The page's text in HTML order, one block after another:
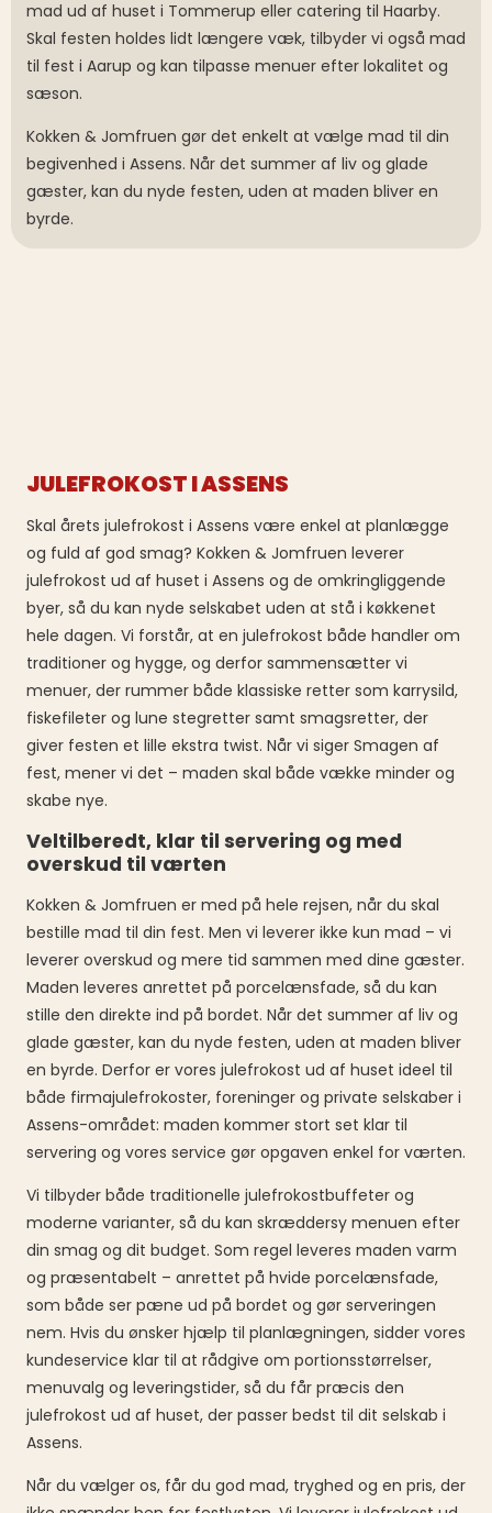
mad ud af huset i Tommerup eller catering til Haarby.
Skal festen holdes lidt længere væk, tilbyder vi også mad
til fest i Aarup og kan tilpasse menuer efter lokalitet og
sæson.
Kokken & Jomfruen gør det enkelt at vælge mad til din
begivenhed i Assens. Når det summer af liv og glade
gæster, kan du nyde festen, uden at maden bliver en
byrde.
JULEFROKOST I ASSENS
Skal årets julefrokost i Assens være enkel at planlægge
og fuld af god smag? Kokken & Jomfruen leverer
julefrokost ud af huset i Assens og de omkringliggende
byer, så du kan nyde selskabet uden at stå i køkkenet
hele dagen. Vi forstår, at en julefrokost både handler om
traditioner og hygge, og derfor sammensætter vi
menuer, der rummer både klassiske retter som karrysild,
fiskefileter og lune stegretter samt smagsretter, der
giver festen et lille ekstra twist. Når vi siger Smagen af
fest, mener vi det – maden skal både vække minder og
skabe nye.
Veltilberedt, klar til servering og med
overskud til værten
Kokken & Jomfruen er med på hele rejsen, når du skal
bestille mad til din fest. Men vi leverer ikke kun mad – vi
leverer overskud og mere tid sammen med dine gæster.
Maden leveres anrettet på porcelænsfade, så du kan
stille den direkte ind på bordet. Når det summer af liv og
glade gæster, kan du nyde festen, uden at maden bliver
en byrde. Derfor er vores julefrokost ud af huset ideel til
både firmajulefrokoster, foreninger og private selskaber i
Assens-området: maden kommer stort set klar til
servering og vores service gør opgaven enkel for værten.
Vi tilbyder både traditionelle julefrokostbuffeter og
moderne varianter, så du kan skræddersy menuen efter
din smag og dit budget. Som regel leveres maden varm
og præsentabelt – anrettet på hvide porcelænsfade,
som både ser pæne ud på bordet og gør serveringen
nem. Hvis du ønsker hjælp til planlægningen, sidder vores
kundeservice klar til at rådgive om portionsstørrelser,
menuvalg og leveringstider, så du får præcis den
julefrokost ud af huset, der passer bedst til dit selskab i
Assens.
Når du vælger os, får du god mad, tryghed og en pris, der